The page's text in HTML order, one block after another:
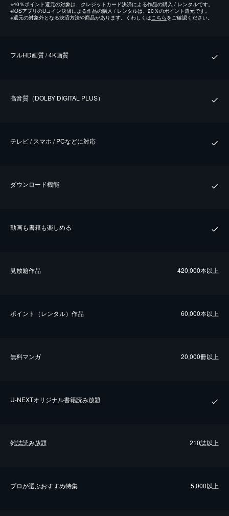
※40％ポイント還元の対象は、クレジットカード決済による作品の購入 / レンタルです。
※iOSアプリのUコイン決済による作品の購入 / レンタルは、20％のポイント還元です。
※還元の対象外となる決済方法や商品があります。くわしくはこちらをご確認ください。
フルHD画質 / 4K画質
⾼⾳質（DOLBY DIGITAL PLUS）
テレビ / スマホ / PCなどに対応
ダウンロード機能
動画も書籍も楽しめる
⾒放題作品 420,000本以上
ポイント（レンタル）作品 60,000本以上
無料マンガ 20,000冊以上
U-NEXTオリジナル書籍読み放題
雑誌読み放題 210誌以上
プロが選ぶおすすめ特集 5,000以上